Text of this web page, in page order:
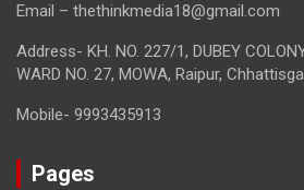
Email – thethinkmedia18@gmail.com
Address- KH. NO. 227/1, DUBEY
WARD NO. 27, MOWA, Raipur,
Mobile- 9993435913
Pages